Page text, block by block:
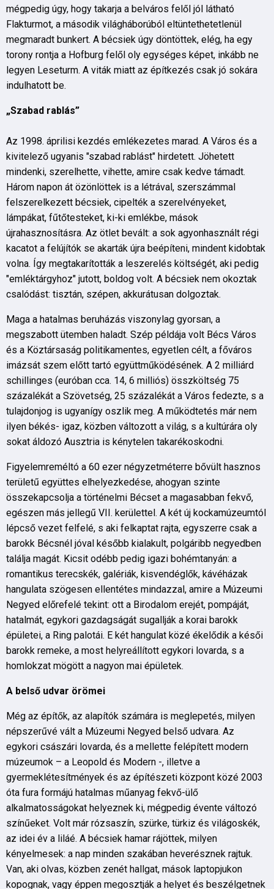
mégpedig úgy, hogy takarja a belváros felől jól látható
Flakturmot, a második világháborúból eltüntethetetlenül
megmaradt bunkert. A bécsiek úgy döntöttek, elég, ha egy
torony rontja a Hofburg felől oly egységes képet, inkább ne
legyen Leseturm. A viták miatt az építkezés csak jó sokára
indulhatott be.
„Szabad rablás”
Az 1998. áprilisi kezdés emlékezetes marad. A Város és a
kivitelező ugyanis "szabad rablást" hirdetett. Jöhetett
mindenki, szerelhette, vihette, amire csak kedve támadt.
Három napon át özönlöttek is a létrával, szerszámmal
felszerelkezett bécsiek, cipelték a szerelvényeket,
lámpákat, fűtőtesteket, ki-ki emlékbe, mások
újrahasznosításra. Az ötlet bevált: a sok agyonhasznált régi
kacatot a felújítók se akarták újra beépíteni, mindent kidobtak
volna. Így megtakarították a leszerelés költségét, aki pedig
"emléktárgyhoz" jutott, boldog volt. A bécsiek nem okoztak
csalódást: tisztán, szépen, akkurátusan dolgoztak.
Maga a hatalmas beruházás viszonylag gyorsan, a
megszabott ütemben haladt. Szép példája volt Bécs Város
és a Köztársaság politikamentes, egyetlen célt, a főváros
imázsát szem előtt tartó együttműködésének. A 2 milliárd
schillinges (euróban cca. 14, 6 milliós) összköltség 75
százalékát a Szövetség, 25 százalékát a Város fedezte, s a
tulajdonjog is ugyanígy oszlik meg. A működtetés már nem
ilyen békés- igaz, közben változott a világ, s a kultúrára oly
sokat áldozó Ausztria is kénytelen takarékoskodni.
Figyelemreméltó a 60 ezer négyzetméterre bővült hasznos
területű együttes elhelyezkedése, ahogyan szinte
összekapcsolja a történelmi Bécset a magasabban fekvő,
egészen más jellegű VII. kerülettel. A két új kockamúzeumtól
lépcső vezet felfelé, s aki felkaptat rajta, egyszerre csak a
barokk Bécsnél jóval később kialakult, polgáribb negyedben
találja magát. Kicsit odébb pedig igazi bohémtanyán: a
romantikus terecskék, galériák, kisvendéglők, kávéházak
hangulata szögesen ellentétes mindazzal, amire a Múzeumi
Negyed előrefelé tekint: ott a Birodalom erejét, pompáját,
hatalmát, egykori gazdagságát sugallják a korai barokk
épületei, a Ring palotái. E két hangulat közé ékelődik a késői
barokk remeke, a most helyreállított egykori lovarda, s a
homlokzat mögött a nagyon mai épületek.
A belső udvar örömei
Még az építők, az alapítók számára is meglepetés, milyen
népszerűvé vált a Múzeumi Negyed belső udvara. Az
egykori császári lovarda, és a mellette felépített modern
múzeumok – a Leopold és Modern -, illetve a
gyermeklétesítmények és az építészeti központ közé 2003
óta fura formájú hatalmas műanyag fekvő-ülő
alkalmatosságokat helyeznek ki, mégpedig évente változó
színűeket. Volt már rózsaszín, szürke, türkiz és világoskék,
az idei év a liláé. A bécsiek hamar rájöttek, milyen
kényelmesek: a nap minden szakában heverésznek rajtuk.
Van, aki olvas, közben zenét hallgat, mások laptopjukon
kopognak, vagy éppen megosztják a helyet és beszélgetnek